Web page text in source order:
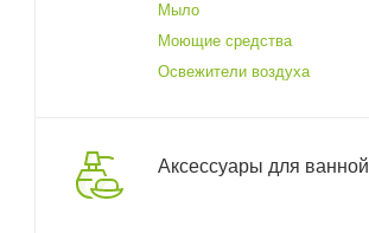
Мыло
Моющие средства
Освежители воздуха
Аксессуары для ванной